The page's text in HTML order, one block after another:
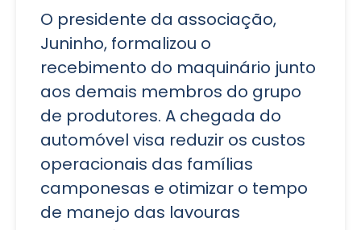
O presidente da associação,
Juninho, formalizou o
recebimento do maquinário junto
aos demais membros do grupo
de produtores. A chegada do
automóvel visa reduzir os custos
operacionais das famílias
camponesas e otimizar o tempo
de manejo das lavouras